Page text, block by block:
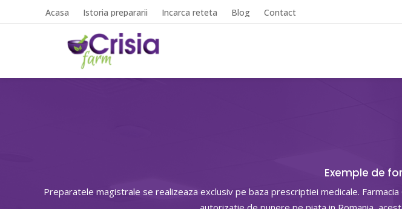
Acasa Istoria prepararii Incarca reteta Blog Contact
Exemple de
Preparatele magistrale se realizeaza exclusiv pe baza prescriptiei medicale.